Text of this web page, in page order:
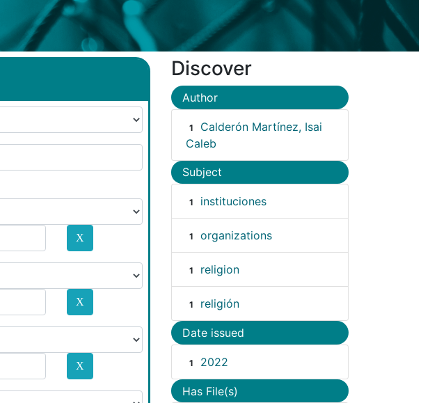
Discover
Author
1
Calderón Martínez, Isai
Caleb
Subject
1 instituciones
1 organizations
1 religion
1 religión
Date issued
1 2022
Has File(s)